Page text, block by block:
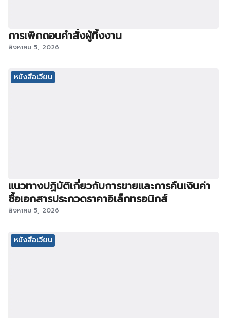
การเพิกถอนคำสั่งผู้ทิ้งงาน
สิงหาคม 5, 2026
หนังสือเวียน
แนวทางปฏิบัติเกี่ยวกับการขายและการคืนเงินค่า
ซื้อเอกสารประกวดราคาอิเล็กทรอนิกส์
สิงหาคม 5, 2026
หนังสือเวียน